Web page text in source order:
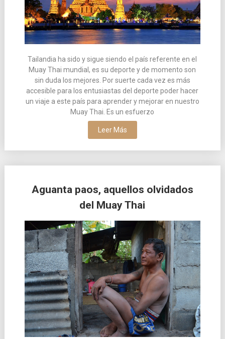
Tailandia ha sido y sigue siendo el país referente en el
Muay Thai mundial, es su deporte y de momento son
sin duda los mejores. Por suerte cada vez es más
accesible para los entusiastas del deporte poder hacer
un viaje a este país para aprender y mejorar en nuestro
Muay Thai. Es un esfuerzo
Leer Más
Aguanta paos, aquellos olvidados
del Muay Thai